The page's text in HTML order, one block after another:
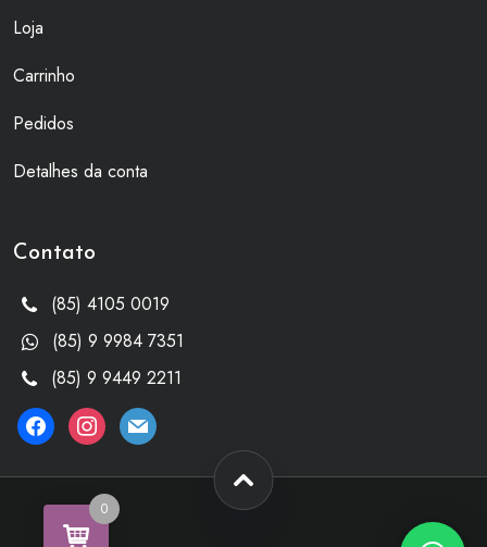
Loja
Carrinho
Pedidos
Detalhes da conta
Contato
(85) 4105 0019
(85) 9 9984 7351
(85) 9 9449 2211
facebookinstagram
mail
0